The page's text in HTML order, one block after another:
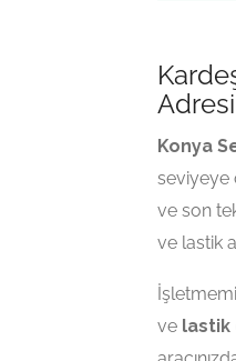
Adresi
Konya
seviyeye
ve son
ve lastik
ve lastik